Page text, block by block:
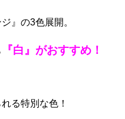
』の3色展開。
『白』がおすすめ！
る特別な色！